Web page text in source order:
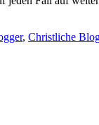
, Christliche